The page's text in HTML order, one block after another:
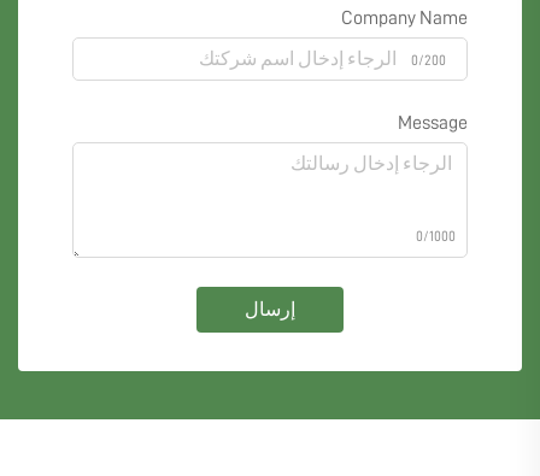
Company Name
0/200
Message
0/1000
إرسال